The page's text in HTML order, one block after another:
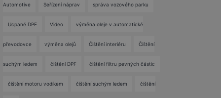
Automotive Seřízení náprav správa vozového parku
Ucpané DPF Video výměna oleje v automatické
převodovce výměna olejů Čištění interiéru Čištění
suchým ledem čištění DPF čištění filtru pevných částic
čištění motoru vodíkem čištění suchým ledem čištění